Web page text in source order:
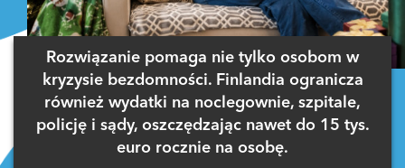
Rozwiązanie pomaga nie tylko osobom w
kryzysie bezdomności. Finlandia ogranicza
również wydatki na noclegownie, szpitale,
policję i sądy, oszczędzając nawet do 15 tys.
euro rocznie na osobę.